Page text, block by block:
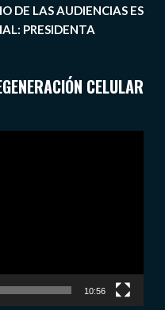
DE LAS AUDIENCIAS ES
PRESIDENTA
CELULAR
10:56